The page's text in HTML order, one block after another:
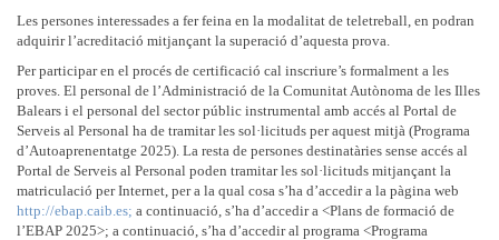
Les persones interessades a fer feina en la modalitat de teletreball, en podran
adquirir l’acreditació mitjançant la superació d’aquesta prova.
Per participar en el procés de certificació cal inscriure’s formalment a les
proves. El personal de l’Administració de la Comunitat Autònoma de les Illes
Balears i el personal del sector públic instrumental amb accés al Portal de
Serveis al Personal ha de tramitar les sol·licituds per aquest mitjà (Programa
d’Autoaprenentatge 2025). La resta de persones destinatàries sense accés al
Portal de Serveis al Personal poden tramitar les sol·licituds mitjançant la
matriculació per Internet, per a la qual cosa s’ha d’accedir a la pàgina web
http://ebap.caib.es; a continuació, s’ha d’accedir a <Plans de formació de
l’EBAP 2025>; a continuació, s’ha d’accedir al programa <Programa